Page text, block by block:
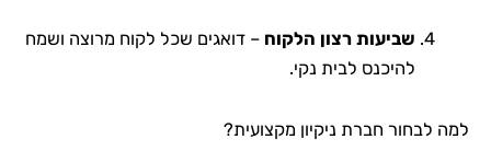
שביעות רצון הלקוח – דואגים שכל לקוח מרוצה ושמח
להיכנס לבית נקי.
למה לבחור חברת ניקיון מקצועית?